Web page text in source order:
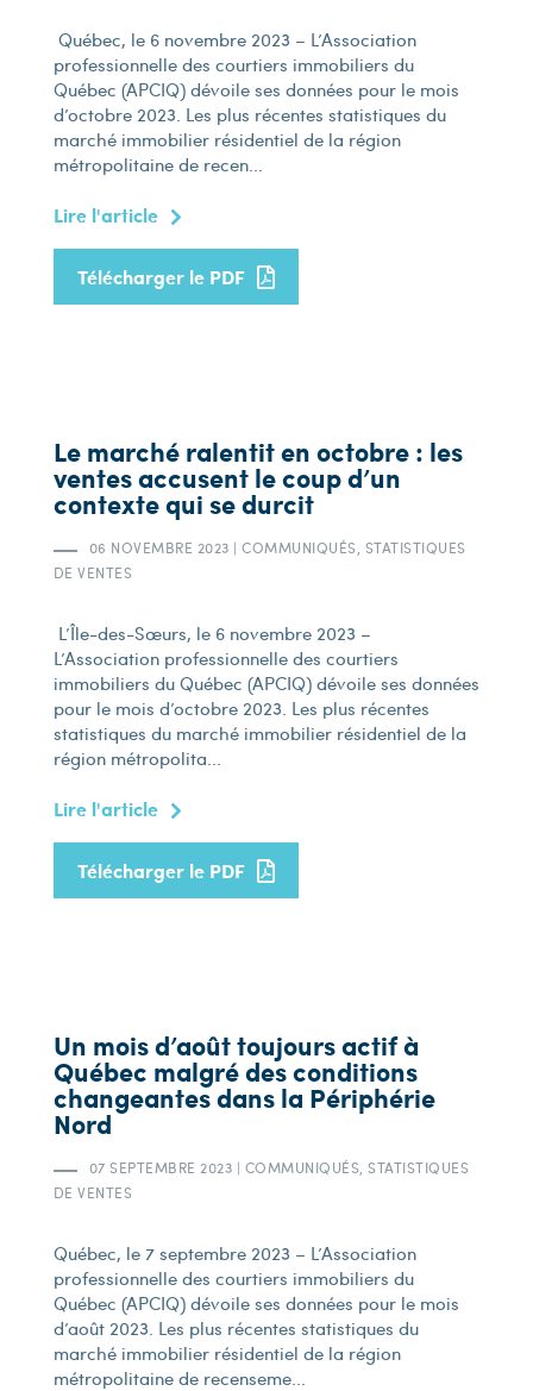
Québec, le 6 novembre 2023 – L’Association
professionnelle des courtiers immobiliers du
Québec (APCIQ) dévoile ses données pour le mois
d’octobre 2023. Les plus récentes statistiques du
marché immobilier résidentiel de la région
métropolitaine de recen...
Lire l'article
Télécharger le PDF
Le marché ralentit en octobre : les
ventes accusent le coup d’un
contexte qui se durcit
06 NOVEMBRE 2023 | COMMUNIQUÉS, STATISTIQUES
DE VENTES
L’Île-des-Sœurs, le 6 novembre 2023 –
L’Association professionnelle des courtiers
immobiliers du Québec (APCIQ) dévoile ses données
pour le mois d’octobre 2023. Les plus récentes
statistiques du marché immobilier résidentiel de la
région métropolita...
Lire l'article
Télécharger le PDF
Un mois d’août toujours actif à
Québec malgré des conditions
changeantes dans la Périphérie
Nord
07 SEPTEMBRE 2023 | COMMUNIQUÉS, STATISTIQUES
DE VENTES
Québec, le 7 septembre 2023 – L’Association
professionnelle des courtiers immobiliers du
Québec (APCIQ) dévoile ses données pour le mois
d’août 2023. Les plus récentes statistiques du
marché immobilier résidentiel de la région
métropolitaine de recenseme...